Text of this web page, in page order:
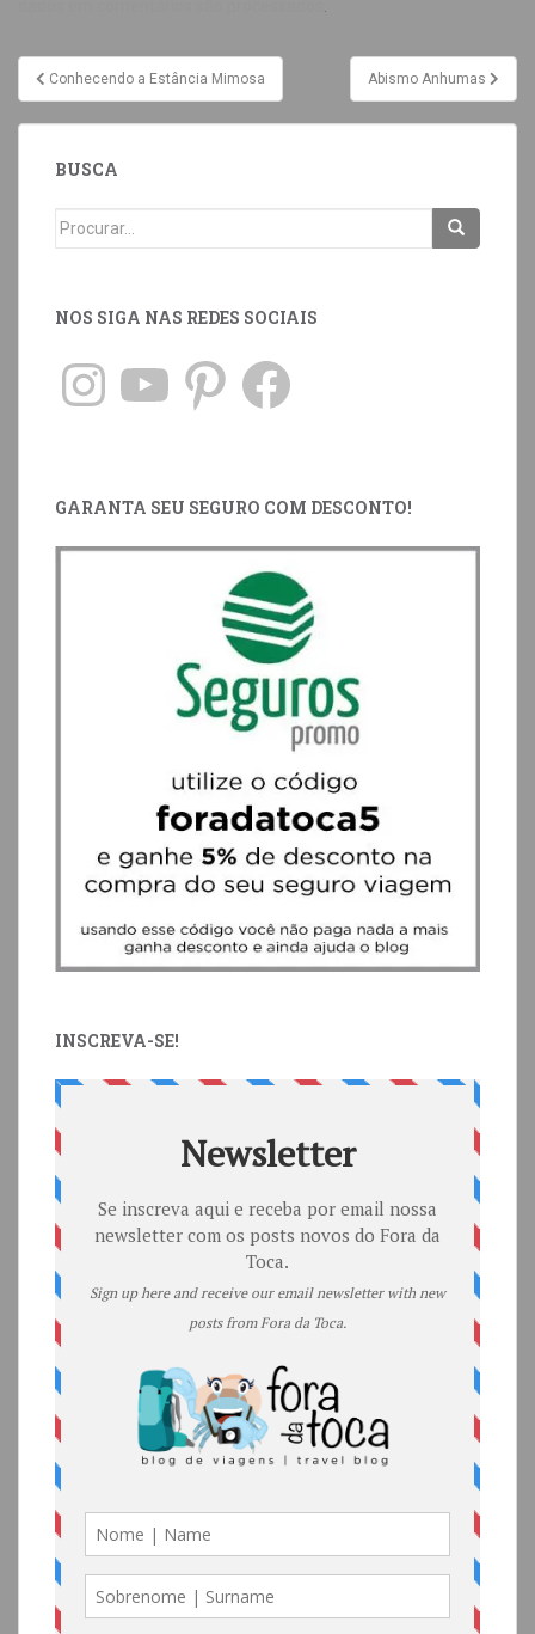
Conhecendo a Estância Mimosa Abismo Anhumas
BUSCA
NOS SIGA NAS REDES SOCIAIS
GARANTA SEU SEGURO COM DESCONTO!
INSCREVA-SE!